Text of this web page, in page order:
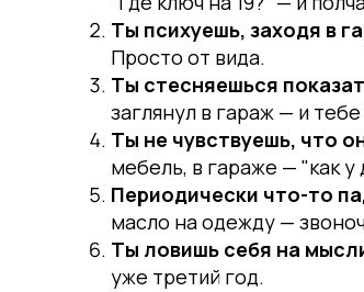
Ты психуешь, заходя в
Просто от вида.
Ты стесняешься
заглянул в гараж — и
Ты не чувствуешь, что
мебель, в гараже — "как у
Периодически что-то
масло на одежду —
Ты ловишь себя на
уже третий год.